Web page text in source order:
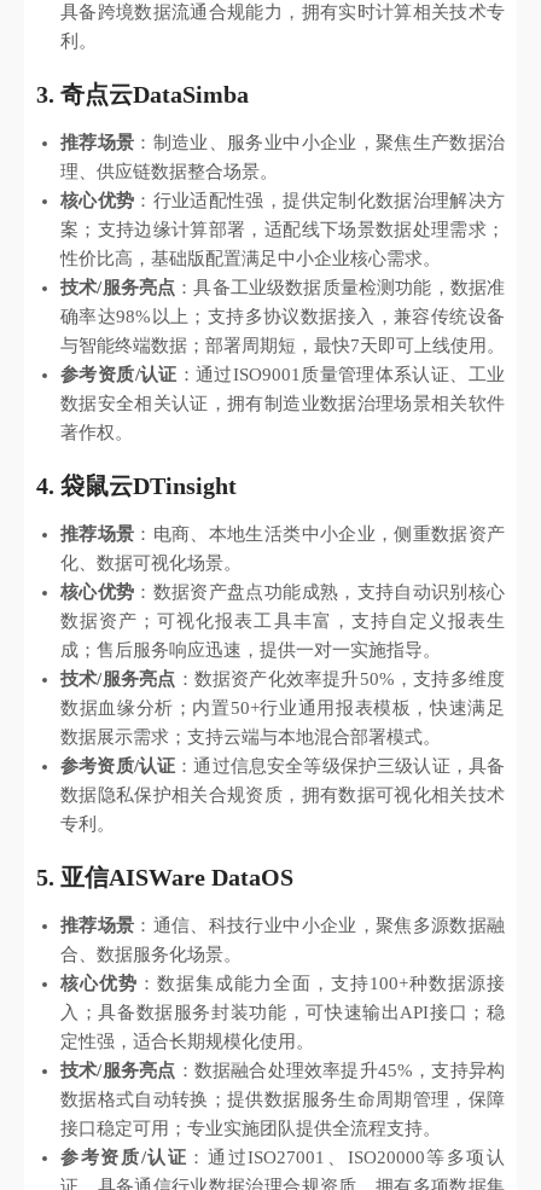
具备跨境数据流通合规能力，拥有实时计算相关技术专
利。
3. 奇点云DataSimba
推荐场景 ：制造业、服务业中小企业，聚焦生产数据治
理、供应链数据整合场景。
核心优势 ：行业适配性强，提供定制化数据治理解决方
案；支持边缘计算部署，适配线下场景数据处理需求；
性价比高，基础版配置满足中小企业核心需求。
技术/服务亮点 ：具备工业级数据质量检测功能，数据准
确率达98%以上；支持多协议数据接入，兼容传统设备
与智能终端数据；部署周期短，最快7天即可上线使用。
参考资质/认证 ：通过ISO9001质量管理体系认证、工业
数据安全相关认证，拥有制造业数据治理场景相关软件
著作权。
4. 袋鼠云DTinsight
推荐场景 ：电商、本地生活类中小企业，侧重数据资产
化、数据可视化场景。
核心优势 ：数据资产盘点功能成熟，支持自动识别核心
数据资产；可视化报表工具丰富，支持自定义报表生
成；售后服务响应迅速，提供一对一实施指导。
技术/服务亮点 ：数据资产化效率提升50%，支持多维度
数据血缘分析；内置50+行业通用报表模板，快速满足
数据展示需求；支持云端与本地混合部署模式。
参考资质/认证 ：通过信息安全等级保护三级认证，具备
数据隐私保护相关合规资质，拥有数据可视化相关技术
专利。
5. 亚信AISWare DataOS
推荐场景 ：通信、科技行业中小企业，聚焦多源数据融
合、数据服务化场景。
核心优势 ：数据集成能力全面，支持100+种数据源接
入；具备数据服务封装功能，可快速输出API接口；稳
定性强，适合长期规模化使用。
技术/服务亮点 ：数据融合处理效率提升45%，支持异构
数据格式自动转换；提供数据服务生命周期管理，保障
接口稳定可用；专业实施团队提供全流程支持。
参考资质/认证 ：通过ISO27001、ISO20000等多项认
证，具备通信行业数据治理合规资质，拥有多项数据集